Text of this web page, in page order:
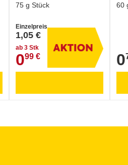
75 g Stück
Einzelpreis
1,05 €
ab 3 Stk
0,99 €
099 €
60
0